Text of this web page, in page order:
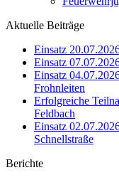
Aktuelle Beiträge
Einsatz
Einsatz
Einsatz
Frohnleiten
Erfolgreiche
Feldbach
Einsatz
Schnellstraße
Berichte